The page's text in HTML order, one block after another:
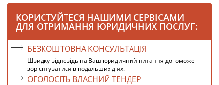
КОРИСТУЙТЕСЯ НАШИМИ СЕРВІСАМИ
ДЛЯ ОТРИМАННЯ ЮРИДИЧНИХ ПОСЛУГ:
БЕЗКОШТОВНА КОНСУЛЬТАЦІЯ
Швидку відповідь на Ваш юридичний питання допоможе
зорієнтуватися в подальших діях.
ОГОЛОСІТЬ ВЛАСНИЙ ТЕНДЕР